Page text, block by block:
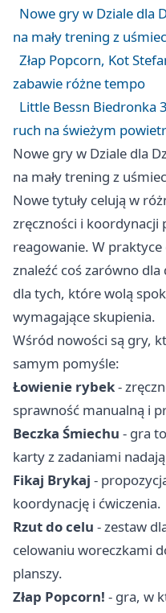
Nowe gry w Dziale dla
na mały trening z
Złap Popcorn, Kot
zabawie różne tempo
Little Bessn Biedronka
ruch na świeżym
Nowe gry w Dziale dla
na mały trening z
Nowe tytuły celują w
zręczności i koordynacji
reagowanie. W
znaleźć coś zarówno
dla tych, które wolą
wymagające skupienia.
Wśród nowości są gry,
samym pomyśle:
Łowienie rybek-
sprawność manualną i
Beczka Śmiechu - gra
karty z zadaniami
Fikaj Brykaj -
koordynację i ćwiczenia.
Rzut do celu - zestaw
celowaniu woreczkami
planszy.
Złap Popcorn! - gra, w